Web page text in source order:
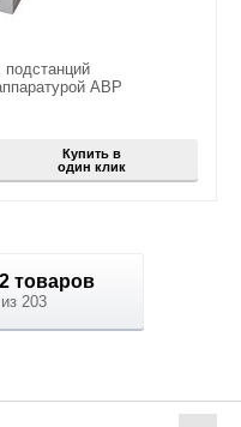
АВР
Купить в
один клик
Показать еще 12 товаров
203